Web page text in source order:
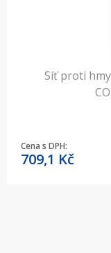
Síť proti
Cena s DPH:
709,1 Kč